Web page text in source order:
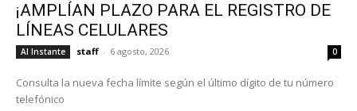
¡AMPLÍAN PLAZO PARA EL REGISTRO DE
LÍNEAS CELULARES
Al Instante staff - 6 agosto, 2026 0
Consulta la nueva fecha límite según el último dígito de tu número
telefónico